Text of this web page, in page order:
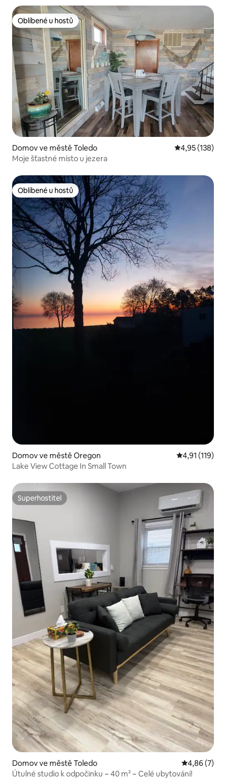
Oblíbené u hostů
Oblíbené u hostů
Domov ve městě Toledo Průměrné
4,95 (138)
Moje šťastné místo u jezera
Oblíbené u hostů
Oblíbené u hostů
Domov ve městě Oregon Průměrné
4,91 (119)
Lake View Cottage In Small Town
Superhostitel
Superhostitel
Domov ve městě Toledo Průměrné
4,86 (7)
Útulné studio k odpočinku ~ 40 m² ~ Celé ubytování!